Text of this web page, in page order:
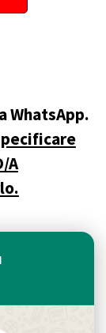
WhatsApp.
A